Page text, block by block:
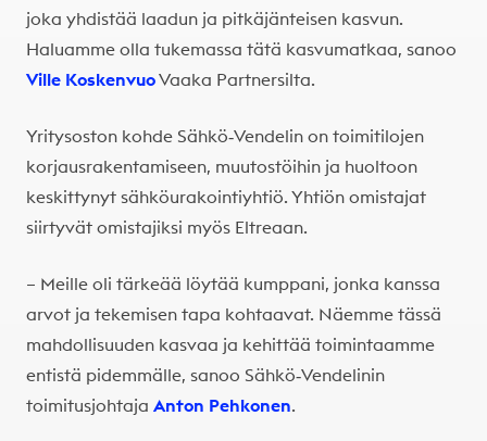
joka yhdistää laadun ja pitkäjänteisen kasvun.
Haluamme olla tukemassa tätä kasvumatkaa, sanoo
Ville KoskenvuoVaaka Partnersilta.
Yritysoston kohde Sähkö‑Vendelin on toimitilojen
korjausrakentamiseen, muutostöihin ja huoltoon
keskittynyt sähköurakointiyhtiö. Yhtiön omistajat
siirtyvät omistajiksi myös Eltreaan.
– Meille oli tärkeää löytää kumppani, jonka kanssa
arvot ja tekemisen tapa kohtaavat. Näemme tässä
mahdollisuuden kasvaa ja kehittää toimintaamme
entistä pidemmälle, sanoo Sähkö‑Vendelinin
toimitusjohtaja Anton Pehkonen.